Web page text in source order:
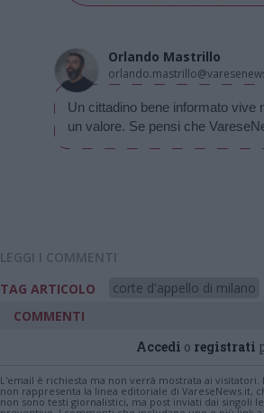
Orlando Mastrillo
Un cittadino bene informato vive
un valore. Se pensi che
LEGGI I COMMENTI
TAG ARTICOLO
corte d'appello di milano
COMMENTI
Accedi o registrati
L'email è richiesta ma non verrà mostrata ai
non rappresenta la linea editoriale di VareseNews.it,
non sono testi giornalistici, ma post inviati dai singoli